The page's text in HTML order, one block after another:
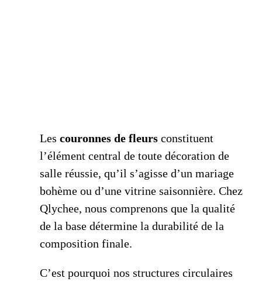
Les couronnes de fleurs constituent
l’élément central de toute décoration de
salle réussie, qu’il s’agisse d’un mariage
bohème ou d’une vitrine saisonnière. Chez
Qlychee, nous comprenons que la qualité
de la base détermine la durabilité de la
composition finale.
C’est pourquoi nos structures circulaires